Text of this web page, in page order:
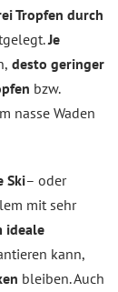
Tropfen durch
Je
desto geringer
bzw.
nasse Waden
Ski– oder
mit sehr
ideale
kann,
bleiben. Auch